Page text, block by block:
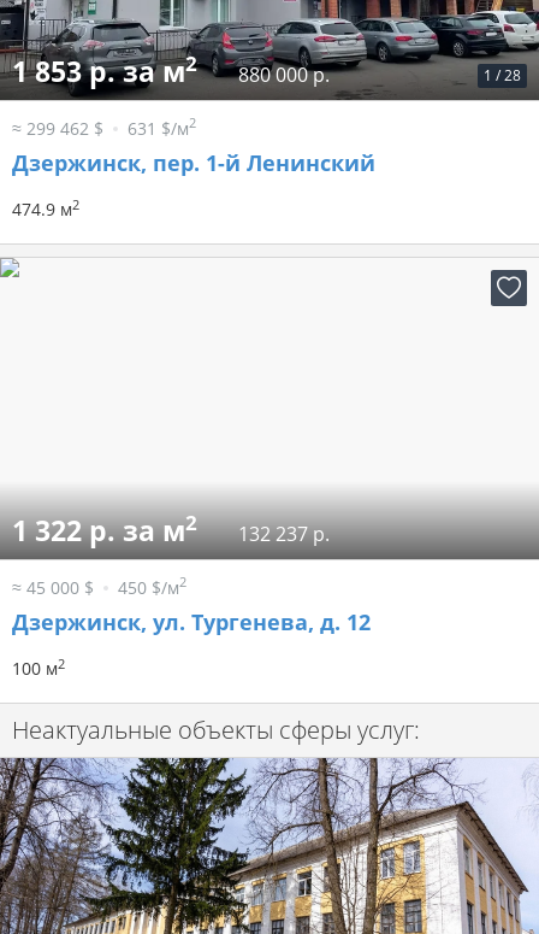
1 /28
1 853 р. за м2 880 000 р.
≈ 299 462 $ 631 $/м2
Дзержинск, пер. 1-й Ленинский
474.9 м2
1 322 р. за м2 132 237 р.
≈ 45 000 $ 450 $/м2
Дзержинск, ул. Тургенева, д. 12
100 м2
Неактуальные объекты сферы услуг: